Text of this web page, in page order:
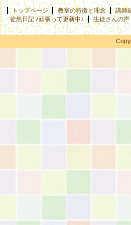
トップページ 教室の特徴と理念 講師
徒然日記 ♪頑張って更新中♪
生徒さんの声